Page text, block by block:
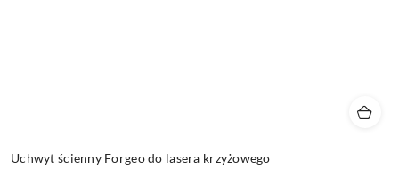
Uchwyt ścienny Forgeo do lasera krzyżowego